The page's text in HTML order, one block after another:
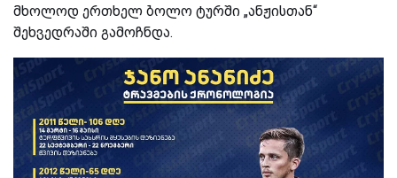
მხოლოდ ერთხელ ბოლო ტურში „ანჟისთან“
შეხვედრაში გამოჩნდა.